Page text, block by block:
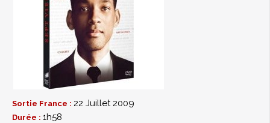
Sortie France : 22 Juillet 2009
Durée : 1h58